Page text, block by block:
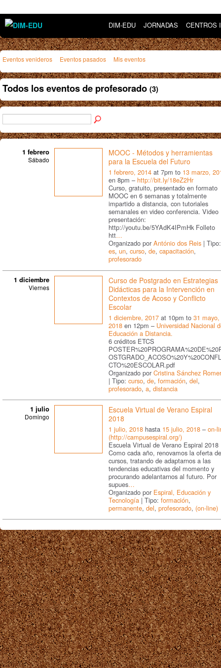
DIM-EDU JORNADAS CENTROS
Eventos venideros Eventos pasados Mis eventos
Todos los eventos de profesorado (3)
1 febrero
Sábado
MOOC - Métodos y herramientas
para la Escuela del Futuro
1 febrero, 2014 at 7pm to 13 marzo,
en 8pm – http://bit.ly/18eZ2Hr
Curso, gratuito, presentado en formato
MOOC en 6 semanas y totalmente
impartido a distancia, con tutoriales
semanales en video conferencia. Video
presentación:
http://youtu.be/5YAdK4IPmHk Folleto
htt…
Organizado por António dos Reis | Tipo:
es, un, curso, de, capacitación,
profesorado
1 diciembre
Viernes
Curso de Postgrado en Estrategias
Didácticas para la Intervención en
Contextos de Acoso y Conflicto
Escolar
1 diciembre, 2017 at 10pm to 31 mayo,
2018 en 12pm – Universidad Nacional
Educación a Distancia.
6 créditos ETCS
CTO%20ESCOLAR.pdf
Organizado por Cristina Sánchez
| Tipo: curso, de, formación, del,
profesorado, a, distancia
1 julio
Domingo
Escuela Virtual de Verano Espiral
2018
1 julio, 2018 hasta 15 julio, 2018 – on-
(http://campusespiral.org/)
Escuela Virtual de Verano Espiral 2018
Como cada año, renovamos la oferta de
cursos, tratando de adaptarnos a las
tendencias educativas del momento y
procurando adelantarnos al futuro. Por
supues…
Organizado por Espiral, Educación y
Tecnología | Tipo: formación,
permanente, del, profesorado, (on-line)